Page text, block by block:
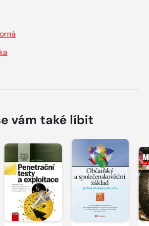
vám také líbit